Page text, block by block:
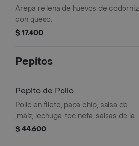
Arepa rellena de huevos de codorniz
con queso.
$ 17.400
Pepitos
Pepito de Pollo
Pollo en filete, papa chip, salsa de
,maíz, lechuga, tocineta, salsas de la
casa, queso costeño, maíz.
$ 44.600